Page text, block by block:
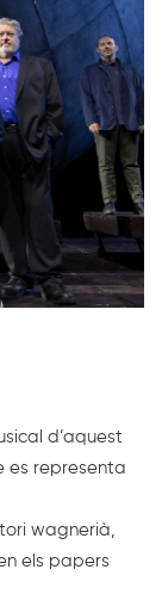
d’aquest
es representa
wagnerià,
els papers